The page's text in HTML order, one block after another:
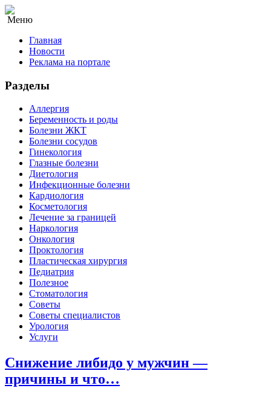
Меню
Главная
Новости
Реклама на портале
Разделы
Аллергия
Беременность и роды
Болезни ЖКТ
Болезни сосудов
Гинекология
Глазные болезни
Диетология
Инфекционные болезни
Кардиология
Косметология
Лечение за границей
Наркология
Онкология
Проктология
Пластическая хирургия
Педиатрия
Полезное
Стоматология
Советы
Советы специалистов
Урология
Услуги
Снижение либидо у мужчин —
причины и что…